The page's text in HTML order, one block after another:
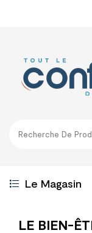
Le Magasin
LE BIEN-